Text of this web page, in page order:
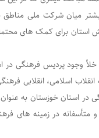
میان شرکت ملی مناطق
استان برای کمک های
خلأ وجود پردیس فرهنگی در
انقلاب اسلامی، انقلابی
در استان خوزستان به
در زمینه های